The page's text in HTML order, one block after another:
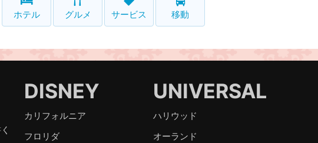
ホテル グルメ サービス 移動
DISNEY
カリフォルニア
フロリダ
UNIVERSAL
ハリウッド
オーランド